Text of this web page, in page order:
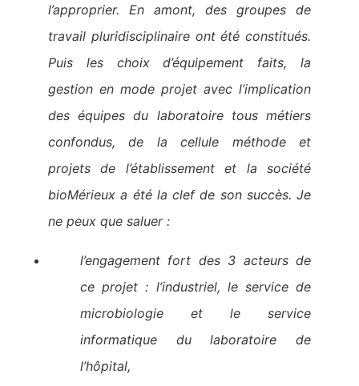
l’approprier. En amont, des groupes de
travail pluridisciplinaire ont été constitués.
Puis les choix d’équipement faits, la
gestion en mode projet avec l’implication
des équipes du laboratoire tous métiers
confondus, de la cellule méthode et
projets de l’établissement et la société
bioMérieux a été la clef de son succès. Je
ne peux que saluer :
l’engagement fort des 3 acteurs de
ce projet : l’industriel, le service de
microbiologie et le service
informatique du laboratoire de
l’hôpital,